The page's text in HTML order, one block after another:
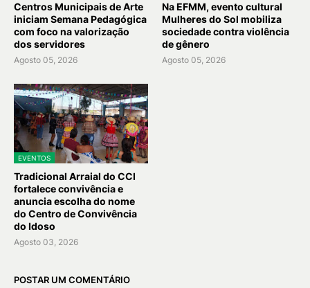
Centros Municipais de Arte
iniciam Semana Pedagógica
com foco na valorização
dos servidores
Agosto 05, 2026
Na EFMM, evento cultural
Mulheres do Sol mobiliza
sociedade contra violência
de gênero
Agosto 05, 2026
EVENTOS
Tradicional Arraial do CCI
fortalece convivência e
anuncia escolha do nome
do Centro de Convivência
do Idoso
Agosto 03, 2026
POSTAR UM COMENTÁRIO